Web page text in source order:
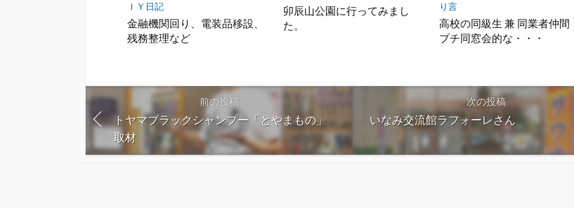
ＩＹ日記
金融機関回り、電装品移設、
残務整理など
卯辰山公園に行ってみまし
た。
り言
高校の同級生 兼 同業者仲間
プチ同窓会的な・・・
前の投稿
トヤマブラックシャンプー「とやまもの」
取材
次の投稿
いなみ交流館ラフォーレさん